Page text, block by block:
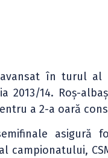
în turul al
2013/14. Roș-
a 2-a oară
campionatului,